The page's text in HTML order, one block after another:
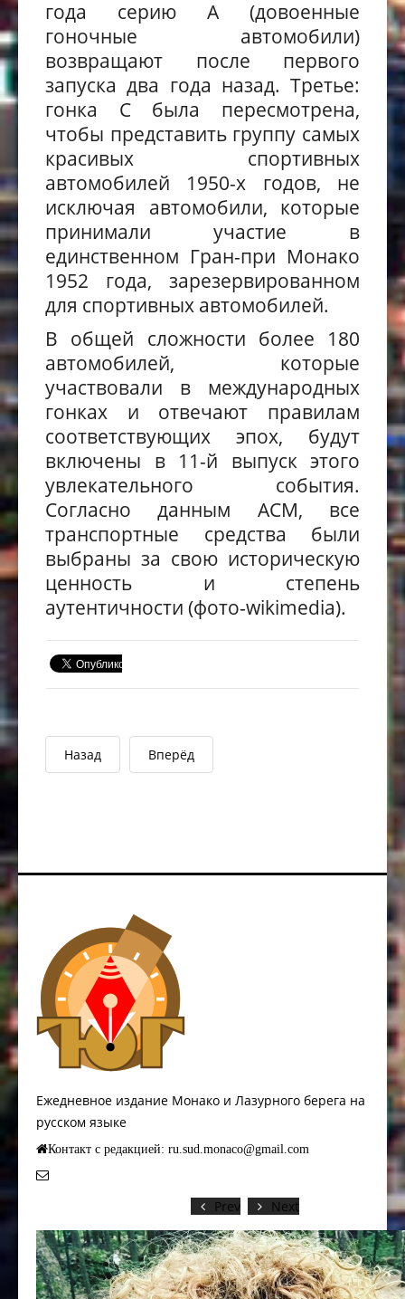
года серию A (довоенные
гоночные автомобили)
возвращают после первого
запуска два года назад. Третье:
гонка Cбыла пересмотрена,
чтобы представить группу самых
красивых спортивных
автомобилей 1950-х годов, не
исключая автомобили, которые
принимали участие в
единственном Гран-при Монако
1952 года, зарезервированном
для спортивных автомобилей.
В общей сложности более 180
автомобилей, которые
участвовали в международных
гонках и отвечают правилам
соответствующих эпох, будут
включены в 11-й выпуск этого
увлекательного события.
Согласно данным ACM, все
транспортные средства были
выбраны за свою историческую
ценность и степень
аутентичности (фото-wikimedia).
Назад Вперёд
Ежедневное издание Монако и Лазурного берега на
русском языке
Контакт с редакцией: ru.sud.monaco@gmail.com
Prev Next